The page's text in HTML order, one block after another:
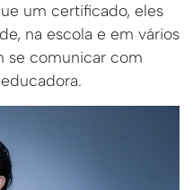
um certificado, eles
na escola e em vários
se comunicar com